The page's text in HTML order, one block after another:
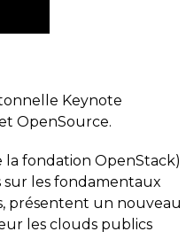
Keynote
OpenSource.
la fondation OpenStack)
sur les fondamentaux
présentent un nouveau
les clouds publics